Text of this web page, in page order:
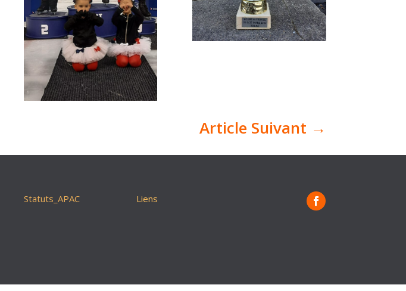
Article Suivant →
Statuts_APAC Liens